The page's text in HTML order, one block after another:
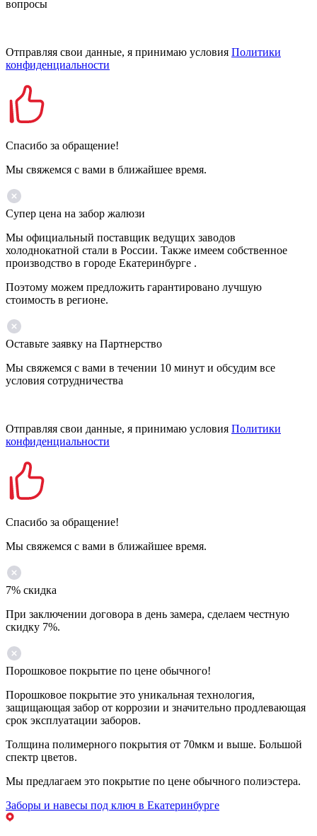
вопросы
Отправляя свои данные, я принимаю условия Политики
конфиденциальности
Спасибо за обращение!
Мы свяжемся с вами в ближайшее время.
Супер цена на забор жалюзи
Мы официальный поставщик ведущих заводов
холоднокатной стали в России. Также имеем собственное
производство в городе Екатеринбурге .
Поэтому можем предложить гарантировано лучшую
стоимость в регионе.
Оставьте заявку на Партнерство
Мы свяжемся с вами в течении 10 минут и обсудим все
условия сотрудничества
Отправляя свои данные, я принимаю условия Политики
конфиденциальности
Спасибо за обращение!
Мы свяжемся с вами в ближайшее время.
7% скидка
При заключении договора в день замера, сделаем честную
скидку 7%.
Порошковое покрытие по цене обычного!
Порошковое покрытие это уникальная технология,
защищающая забор от коррозии и значительно продлевающая
срок эксплуатации заборов.
Толщина полимерного покрытия от 70мкм и выше. Большой
спектр цветов.
Мы предлагаем это покрытие по цене обычного полиэстера.
Заборы и навесы под ключ в Екатеринбурге